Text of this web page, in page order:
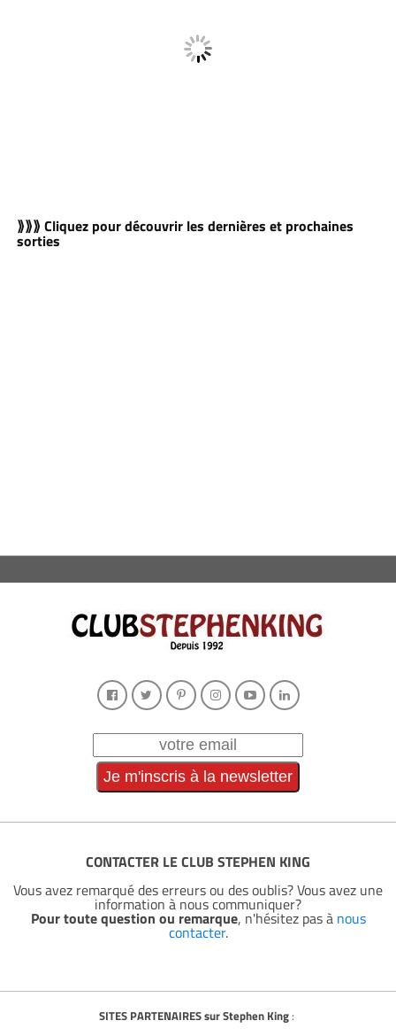
⟫⟫⟫ Cliquez pour découvrir les dernières et prochaines
sorties
CONTACTER LE CLUB STEPHEN KING
Vous avez remarqué des erreurs ou des oublis? Vous avez une
information à nous communiquer?
Pour toute question ou remarque, n'hésitez pas à nous
contacter.
SITES PARTENAIRES sur Stephen King: